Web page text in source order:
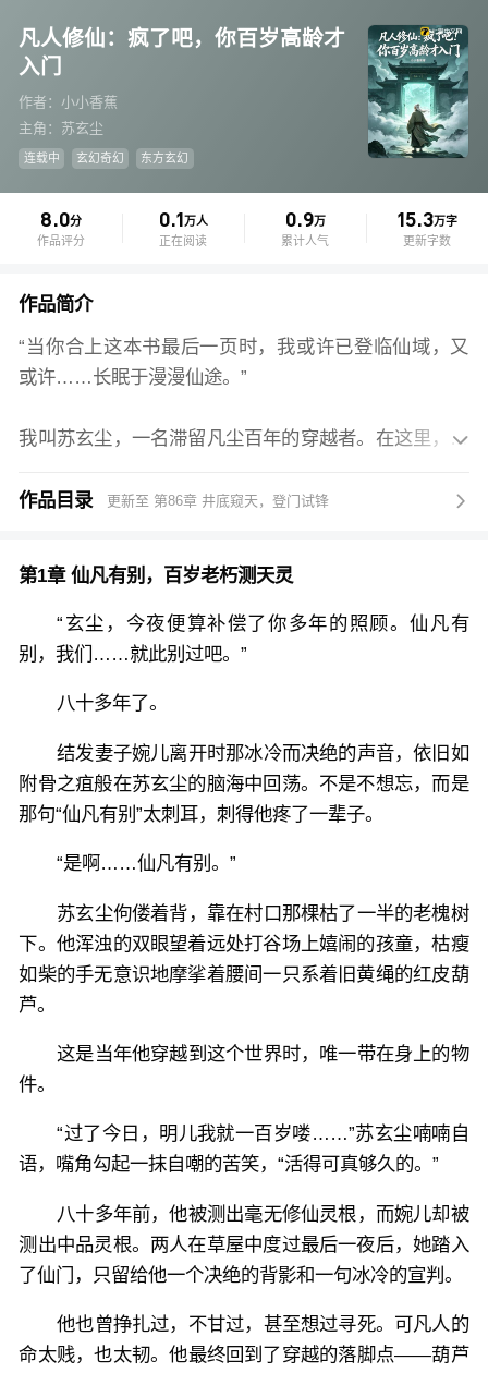
凡人修仙：疯了吧，你百岁高龄才
入门
作者：小小香蕉
主角：苏玄尘
连载中 玄幻奇幻 东方玄幻
8.0分
作品评分
0.1万人
正在阅读
0.9万
累计人气
15.3万字
更新字数
作品简介
“当你合上这本书最后一页时，我或许已登临仙域，又
或许……长眠于漫漫仙途。”
我叫苏玄尘，一名滞留凡尘百年的穿越者。在这里，我
也曾以垂暮之躯，与各路修士浴血争锋……

作品目录 更新至 第86章 井底窥天，登门试锋 
第1章 仙凡有别，百岁老朽测天灵
“玄尘，今夜便算补偿了你多年的照顾。仙凡有
别，我们……就此别过吧。”
八十多年了。
结发妻子婉儿离开时那冰冷而决绝的声音，依旧如
附骨之疽般在苏玄尘的脑海中回荡。不是不想忘，而是
那句“仙凡有别”太刺耳，刺得他疼了一辈子。
“是啊……仙凡有别。”
苏玄尘佝偻着背，靠在村口那棵枯了一半的老槐树
下。他浑浊的双眼望着远处打谷场上嬉闹的孩童，枯瘦
如柴的手无意识地摩挲着腰间一只系着旧黄绳的红皮葫
芦。
这是当年他穿越到这个世界时，唯一带在身上的物
件。
“过了今日，明儿我就一百岁喽……”苏玄尘喃喃自
语，嘴角勾起一抹自嘲的苦笑，“活得可真够久的。”
八十多年前，他被测出毫无修仙灵根，而婉儿却被
测出中品灵根。两人在草屋中度过最后一夜后，她踏入
了仙门，只留给他一个决绝的背影和一句冰冷的宣判。
他也曾挣扎过，不甘过，甚至想过寻死。可凡人的
命太贱，也太韧。他最终回到了穿越的落脚点——葫芦